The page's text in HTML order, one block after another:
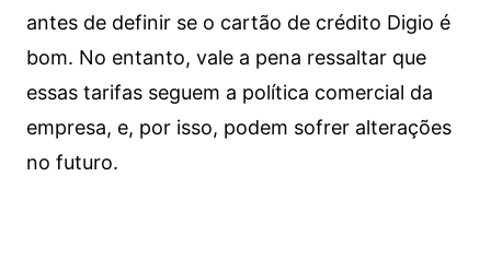
antes de definir se o cartão de crédito Digio é
bom. No entanto, vale a pena ressaltar que
essas tarifas seguem a política comercial da
empresa, e, por isso, podem sofrer alterações
no futuro.